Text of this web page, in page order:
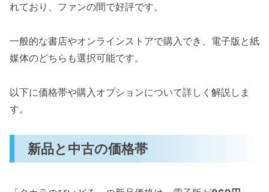
れており、ファンの間で好評です。
一般的な書店やオンラインストアで購入でき、電子版と紙
媒体のどちらも選択可能です。
以下に価格帯や購入オプションについて詳しく解説しま
す。
新品と中古の価格帯